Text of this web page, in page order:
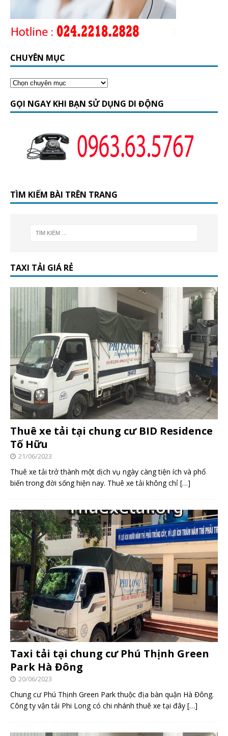
CHUYÊN MỤC
GỌI NGAY KHI BẠN SỬ DỤNG DI ĐỘNG
TÌM KIẾM BÀI TRÊN TRANG
TAXI TẢI GIÁ RẺ
Thuê xe tải tại chung cư BID Residence
Tố Hữu
21/06/2023
Thuê xe tải trở thành một dịch vụ ngày càng tiện ích và phổ
biến trong đời sống hiện nay. Thuê xe tải không chỉ […]
Taxi tải tại chung cư Phú Thịnh Green
Park Hà Đông
20/06/2023
Chung cư Phú Thịnh Green Park thuộc địa bàn quận Hà Đông.
Công ty vận tải Phi Long có chi nhánh thuê xe tại đây […]